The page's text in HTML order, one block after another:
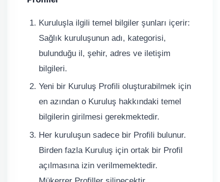
Kuruluşla ilgili temel bilgiler şunları içerir:
Sağlık kuruluşunun adı, kategorisi,
bulunduğu il, şehir, adres ve iletişim
bilgileri.
Yeni bir Kuruluş Profili oluşturabilmek için
en azından o Kuruluş hakkındaki temel
bilgilerin girilmesi gerekmektedir.
Her kuruluşun sadece bir Profili bulunur.
Birden fazla Kuruluş için ortak bir Profil
açılmasına izin verilmemektedir.